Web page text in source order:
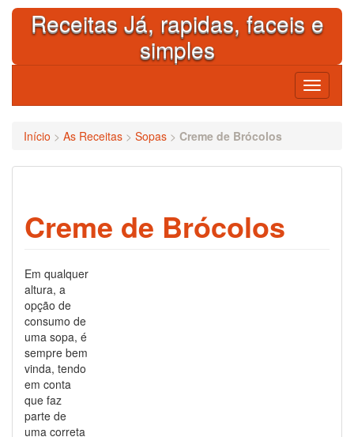
Skip
contentReceitas Já, rapidas, faceis e
simples
Toggle
Início > As Receitas > Sopas > Creme de Brócolos
Creme de Brócolos
Em qualquer
altura, a
opção de
consumo de
uma sopa, é
sempre bem
vinda, tendo
em conta
que faz
parte de
uma correta